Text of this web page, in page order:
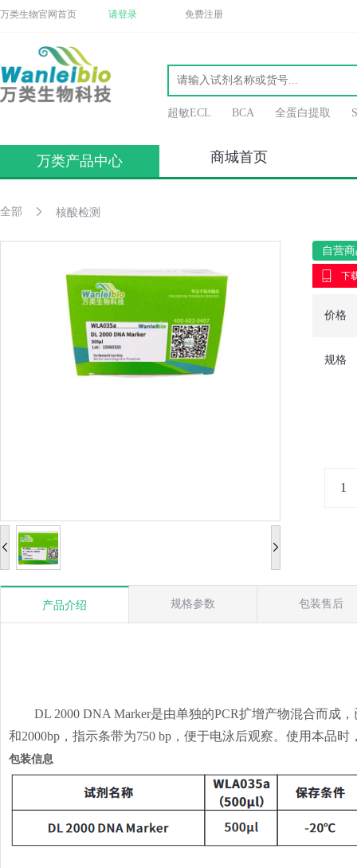
万类生物官网首页 请登录 免费注册
超敏ECL BCA 全蛋白提取
万类产品中心 商城首页
全部 核酸检测
自营
下
价格
规格
产品介绍 规格参数 包装售后
DL 2000 DNA Marker是由单独的PCR扩增产物混合而成
和2000bp，指示条带为750 bp，便于电泳后观察。使用本品时
包装信息